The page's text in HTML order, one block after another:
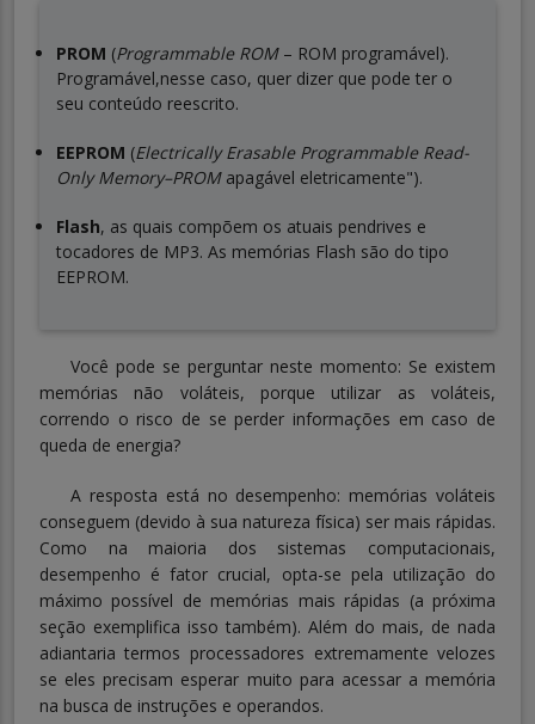
PROM (Programmable ROM– ROM programável).
Programável,nesse caso, quer dizer que pode ter o
seu conteúdo reescrito.
EEPROM (Electrically Erasable Programmable Read-
Only Memory–PROMapagável eletricamente").
Flash, as quais compõem os atuais pendrives e
tocadores de MP3. As memórias Flash são do tipo
EEPROM.
Você pode se perguntar neste momento: Se existem
memórias não voláteis, porque utilizar as voláteis,
correndo o risco de se perder informações em caso de
queda de energia?
A resposta está no desempenho: memórias voláteis
conseguem (devido à sua natureza física) ser mais rápidas.
Como na maioria dos sistemas computacionais,
desempenho é fator crucial, opta-se pela utilização do
máximo possível de memórias mais rápidas (a próxima
seção exemplifica isso também). Além do mais, de nada
adiantaria termos processadores extremamente velozes
se eles precisam esperar muito para acessar a memória
na busca de instruções e operandos.